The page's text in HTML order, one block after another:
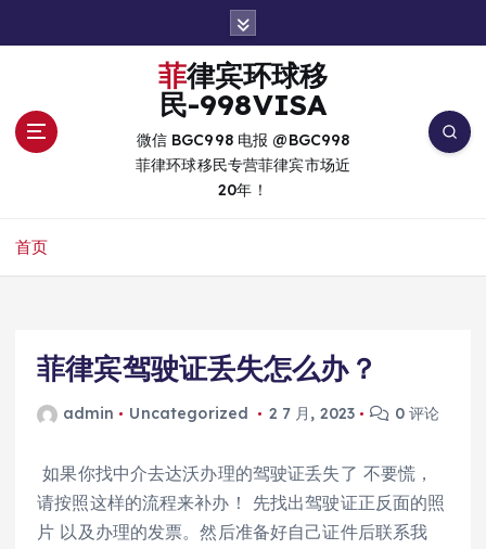
菲律宾环球移
民-998VISA
微信 BGC998 电报 @BGC998
菲律环球移民专营菲律宾市场近
20年！
首页
菲律宾驾驶证丢失怎么办？
admin Uncategorized 2 7 月, 2023 0 评论
如果你找中介去达沃办理的驾驶证丢失了 不要慌，
请按照这样的流程来补办！ 先找出驾驶证正反面的照
片 以及办理的发票。然后准备好自己证件后联系我